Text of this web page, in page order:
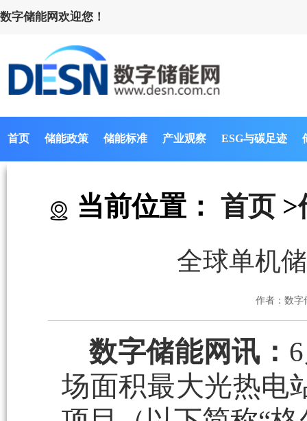
数字储能网欢迎您！
首页 储能政策 储能标准 产业观察 ESG与碳足迹
当前位置： 首页 >
全球单机
作者：数字
数字储能网讯：
场面积最大光热